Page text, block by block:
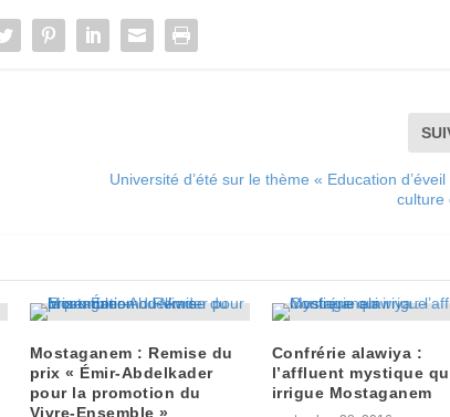
Université d’été sur le thème « Education
culture
Mostaganem : Remise du
prix « Émir-Abdelkader
pour la promotion du
Vivre-Ensemble »
Confrérie alawiya :
l’affluent mystique
irrigue Mostaganem